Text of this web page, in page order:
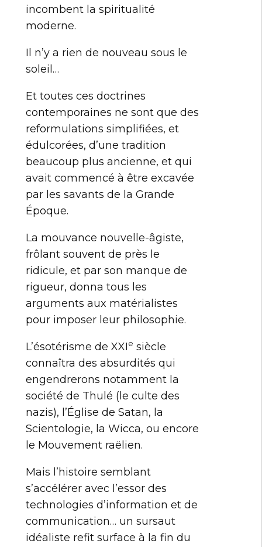
incombent la spiritualité
moderne.
Il n’y a rien de nouveau sous le
soleil…
Et toutes ces doctrines
contemporaines ne sont que des
reformulations simplifiées, et
édulcorées, d’une tradition
beaucoup plus ancienne, et qui
avait commencé à être excavée
par les savants de la Grande
Époque.
La mouvance nouvelle-âgiste,
frôlant souvent de près le
ridicule, et par son manque de
rigueur, donna tous les
arguments aux matérialistes
pour imposer leur philosophie.
L’ésotérisme de XXIe siècle
connaîtra des absurdités qui
engendrerons notamment la
société de Thulé (le culte des
nazis), l’Église de Satan, la
Scientologie, la Wicca, ou encore
le Mouvement raëlien.
Mais l’histoire semblant
s’accélérer avec l’essor des
technologies d’information et de
communication… un sursaut
idéaliste refit surface à la fin du